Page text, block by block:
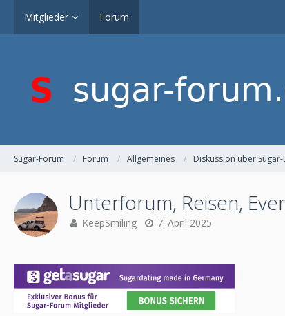
Mitglieder Forum
Sugar-Forum Forum Allgemeines Diskussion über
Unterforum, Reisen,
KeepSmiling 7. April 2025